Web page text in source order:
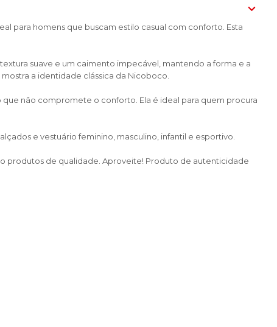
para homens que buscam estilo casual com conforto. Esta
suave e um caimento impecável, mantendo a forma e a
a identidade clássica da Nicoboco.
não compromete o conforto. Ela é ideal para quem procura
e vestuário feminino, masculino, infantil e esportivo.
produtos de qualidade. Aproveite! Produto de autenticidade